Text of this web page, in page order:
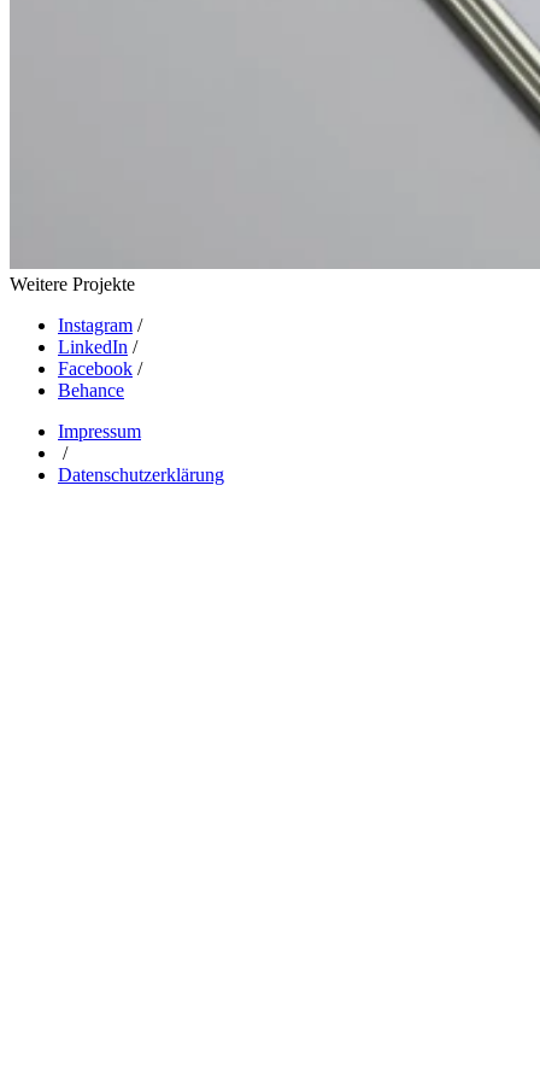
Weitere Projekte
Instagram /
LinkedIn /
Facebook /
Behance
Impressum
/
Datenschutzerklärung